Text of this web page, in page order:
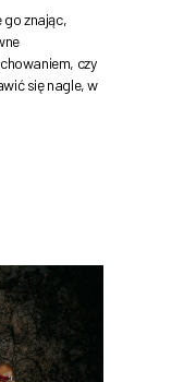
go znając,
czy
się nagle, w